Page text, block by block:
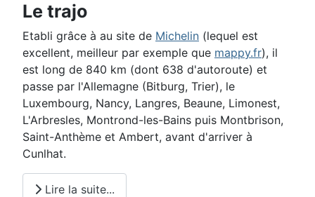
Le trajo
Etabli grâce à au site de Michelin (lequel est
excellent, meilleur par exemple que mappy.fr), il
est long de 840 km (dont 638 d'autoroute) et
passe par l'Allemagne (Bitburg, Trier), le
Luxembourg, Nancy, Langres, Beaune, Limonest,
L'Arbresles, Montrond-les-Bains puis Montbrison,
Saint-Anthème et Ambert, avant d'arriver à
Cunlhat.
Lire la suite...